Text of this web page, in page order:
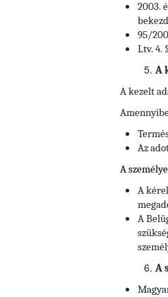
2003.
95/
Ltv. 4.
A
A kezelt
Az
A
A
A
A